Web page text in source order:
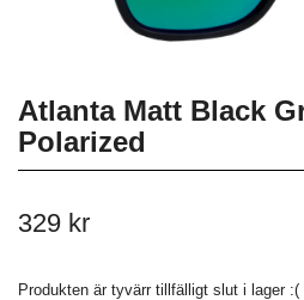
Atlanta Matt Black
Polarized
329 kr
Produkten är tyvärr tillfälligt slut i lager :(